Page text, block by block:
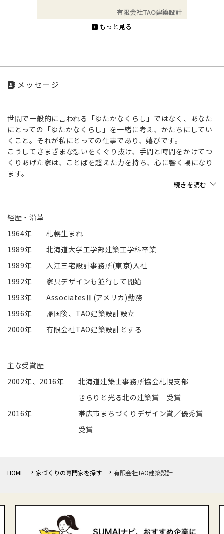
有限会社TAO建築設計
もっと見る
メッセージ
世間で一般的に言われる「ゆたかなくらし」ではなく、あなた
にとっての「ゆたかなくらし」を一緒に考え、かたちにしてい
くこと。それが私にとっての仕事であり、嬉びです。
こうしてさまざまな想いをくぐり抜け、手間と時間をかけてつ
くりあげた家は、ことばを超えた力を持ち、心に響く場になり
ます。
顔が見える。体温を感じあえる。いわば家族の一員になってく
続きを読む
経歴・沿革
1964年
札幌生まれ
1989年
北海道大学工学部建築工学科卒業
1989年
入江三宅設計事務所(東京)入社
1992年
家具デザインも並行して開始
1993年
AssociatesⅢ(アメリカ)勤務
1996年
帰国後、TAO建築設計設立
2000年
有限会社TAO建築設計とする
主な受賞歴
2002年、2016年
北海道建築士事務所協会札幌支部
きらりと光る北の建築賞 受賞
2016年
帯広市まちづくりデザイン賞／優秀賞
受賞
HOME 家づくりの専門家を探す 有限会社TAO建築設計